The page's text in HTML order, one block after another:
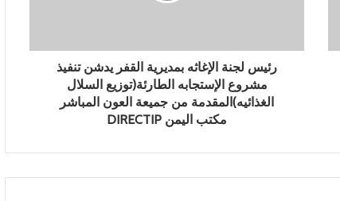
أضرار تفوق التصور تلحق بيمناء الحديدة جراء
العدوان السعودي
بين ضغوط واشنطن ورسائل صنعاء… الرياض
رئيس لجنة الإغاثه بمديرية القفر يدشن تنفيذ
مشروع الإستجابه الطارئة(توزيع السلال
الغذائيه)المقدمة من جميعة العون المباشر
مكتب اليمن DIRECTIP